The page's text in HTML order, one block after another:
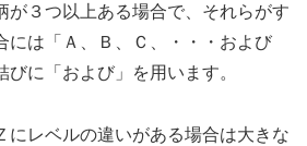
が３つ以上ある場合で、それらがす
には「Ａ、Ｂ、Ｃ、・・・および
びに「および」を用います。
にレベルの違いがある場合は大きな